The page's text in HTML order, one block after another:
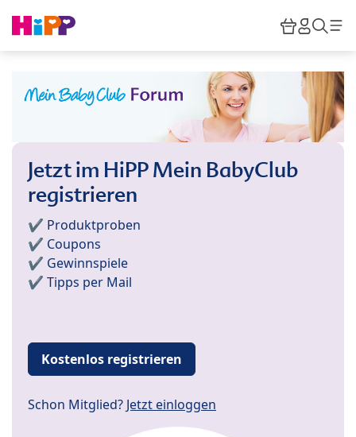
HiPP
Jetzt im HiPP Mein BabyClub
registrieren
✔️ Produktproben
✔️ Coupons
✔️ Gewinnspiele
✔️ Tipps per Mail
Kostenlos registrieren
Schon Mitglied? Jetzt einloggen